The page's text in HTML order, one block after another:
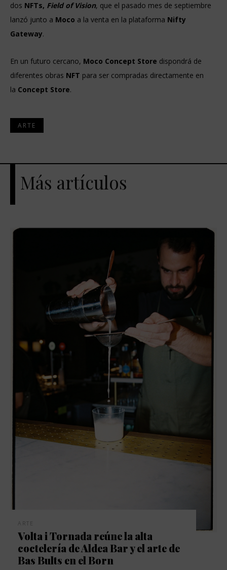
dos NFTs, Field of Vision, que el pasado mes de septiembre
lanzó junto a Moco a la venta en la plataforma Nifty
Gateway.
En un futuro cercano, Moco Concept Store dispondrá de
diferentes obras NFT para ser compradas directamente en
la Concept Store.
ARTE
Más artículos
ARTE
Volta i Tornada reúne la alta
coctelería de Aldea Bar y el arte de
Bas Bults en el Born